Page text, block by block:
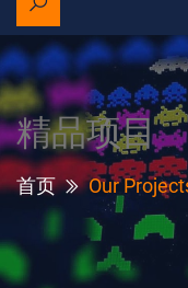
精品项目
首页 Our